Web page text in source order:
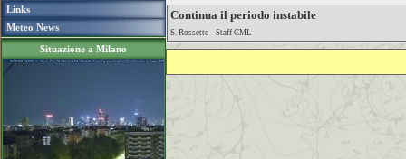
Links
Meteo News
Situazione a Milano
Continua il periodo instabile
S. Rossetto - Staff CML